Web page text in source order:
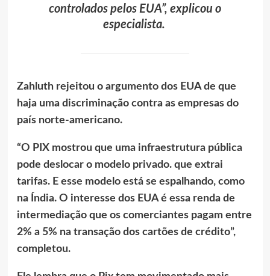
controlados pelos EUA”, explicou o
especialista.
Zahluth rejeitou o argumento dos EUA de que
haja uma discriminação contra as empresas do
país norte-americano.
“O PIX mostrou que uma infraestrutura pública
pode deslocar o modelo privado. que extrai
tarifas. E esse modelo está se espalhando, como
na Índia. O interesse dos EUA é essa renda de
intermediação que os comerciantes pagam entre
2% a 5% na transação dos cartões de crédito”,
completou.